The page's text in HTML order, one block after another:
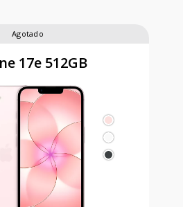
Agotado
17e 512GB